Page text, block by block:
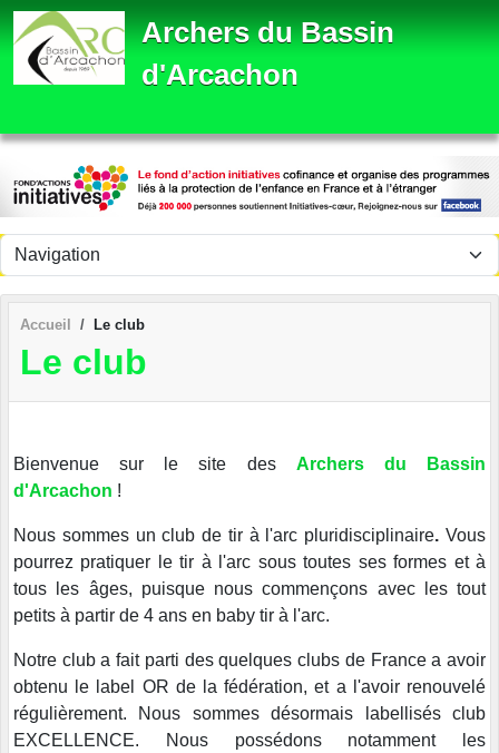
Archers du Bassin
d'Arcachon
Accueil Le club
Le club
Bienvenue sur le site des Archers du Bassin
d'Arcachon !
Nous sommes un club de tir à l'arc pluridisciplinaire. Vous
pourrez pratiquer le tir à l'arc sous toutes ses formes et à
tous les âges, puisque nous commençons avec les tout
petits à partir de 4 ans en baby tir à l'arc.
Notre club a fait parti des quelques clubs de France a avoir
obtenu le label OR de la fédération, et a l'avoir renouvelé
régulièrement. Nous sommes désormais labellisés club
EXCELLENCE. Nous possédons notamment les
Panneau de gestion des cookies